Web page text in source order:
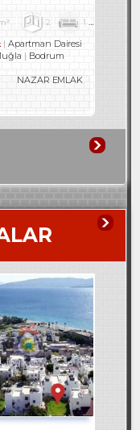
2 1
Apartman Dairesi
Bodrum
NAZAR EMLAK